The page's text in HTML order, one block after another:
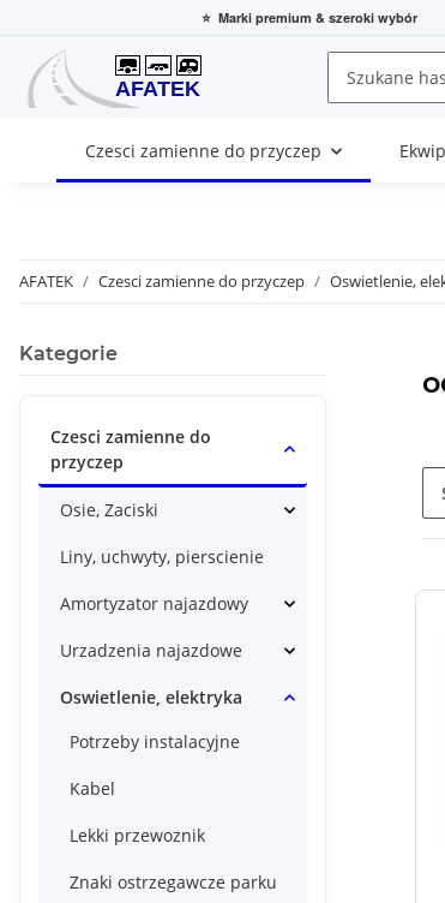
⭐ Marki premium & szeroki wybór
Czesci zamienne do przyczep
AFATEK Czesci zamienne do przyczep Oswietlenie,
Kategorie
Czesci zamienne do
przyczep
Osie, Zaciski
Liny, uchwyty, pierscienie
Amortyzator najazdowy
Urzadzenia najazdowe
Oswietlenie, elektryka
Potrzeby instalacyjne
Kabel
Lekki przewoznik
Znaki ostrzegawcze parku